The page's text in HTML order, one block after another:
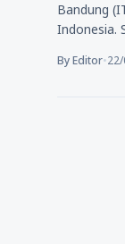
Bandung
Indonesia.
By Editor•